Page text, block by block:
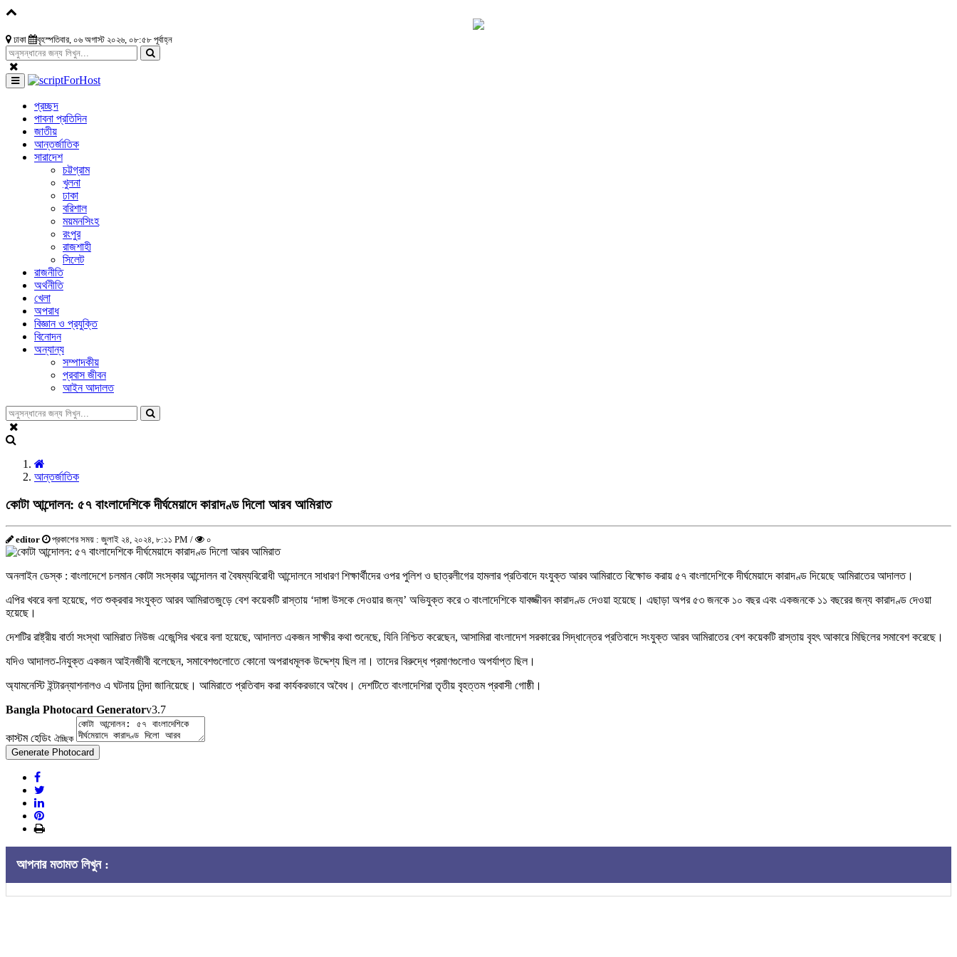
ঢাকা বৃহস্পতিবার, ০৬ অগাস্ট ২০২৬, ০৮:৫৮ পূর্বাহ্ন
প্রচ্ছদ
পাবনা প্রতিদিন
জাতীয়
আন্তর্জাতিক
সারাদেশ
চট্টগ্রাম
খুলনা
ঢাকা
বরিশাল
ময়মনসিংহ
রংপুর
রাজশাহী
সিলেট
রাজনীতি
অর্থনীতি
খেলা
অপরাধ
বিজ্ঞান ও প্রযুক্তি
বিনোদন
অন্যান্য
সম্পাদকীয়
প্রবাস জীবন
আইন আদালত
আন্তর্জাতিক
কোটা আন্দোলন: ৫৭ বাংলাদেশিকে দীর্ঘমেয়াদে কারাদণ্ড দিলো আরব আমিরাত
editor প্রকাশের সময় : জুলাই ২৪, ২০২৪, ৮:১১ PM / ০
অনলাইন ডেস্ক : বাংলাদেশে চলমান কোটা সংস্কার আন্দোলন বা বৈষম্যবিরোধী আন্দোলনে সাধারণ শিক্ষার্থীদের ওপর পুলিশ ও ছাত্রলীগের হামলার প্রতিবাদে যংযুক্ত আরব আমিরাতে বিক্ষোভ করায় ৫৭ বাংলাদেশিকে দীর্ঘমেয়াদে কারাদণ্ড দিয়েছে আমিরাতের আদালত।
এপির খবরে বলা হয়েছে, গত শুক্রবার সংযুক্ত আরব আমিরাতজুড়ে বেশ কয়েকটি রাস্তায় ‘দাঙ্গা উসকে দেওয়ার জন্য’ অভিযুক্ত করে ৩ বাংলাদেশিকে যাবজ্জীবন কারাদণ্ড দেওয়া হয়েছে। এছাড়া অপর ৫৩ জনকে ১০ বছর এবং একজনকে ১১ বছরের জন্য কারাদণ্ড দেওয়া
হয়েছে।
দেশটির রাষ্ট্রীয় বার্তা সংস্থা আমিরাত নিউজ এজেন্সির খবরে বলা হয়েছে, আদালত একজন সাক্ষীর কথা শুনেছে, যিনি নিশ্চিত করেছেন, আসামিরা বাংলাদেশ সরকারের সিদ্ধান্তের প্রতিবাদে সংযুক্ত আরব আমিরাতের বেশ কয়েকটি রাস্তায় বৃহৎ আকারে মিছিলের সমাবেশ করেছে।
যদিও আদালত-নিযুক্ত একজন আইনজীবী বলেছেন, সমাবেশগুলোতে কোনো অপরাধমূলক উদ্দেশ্য ছিল না। তাদের বিরুদ্ধে প্রমাণগুলোও অপর্যাপ্ত ছিল।
অ্যামনেস্টি ইন্টারন্যাশনালও এ ঘটনায় নিন্দা জানিয়েছে। আমিরাতে প্রতিবাদ করা কার্যকরভাবে অবৈধ। দেশটিতে বাংলাদেশিরা তৃতীয় বৃহত্তম প্রবাসী গোষ্ঠী।
Bangla Photocard Generatorv3.7
কাস্টম হেডিং ঐচ্ছিক
Generate Photocard
আপনার মতামত লিখুন :